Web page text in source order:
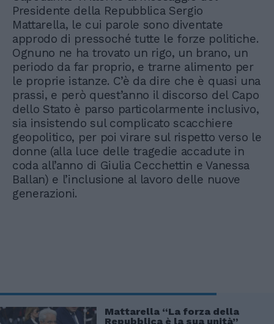
Presidente della Repubblica Sergio
Mattarella, le cui parole sono diventate
approdo di pressoché tutte le forze politiche.
Ognuno ne ha trovato un rigo, un brano, un
periodo da far proprio, e trarne alimento per
le proprie istanze. C’è da dire che è quasi una
prassi, e però quest’anno il discorso del Capo
dello Stato è parso particolarmente inclusivo,
sia insistendo sul complicato scacchiere
geopolitico, per poi virare sul rispetto verso le
donne (alla luce delle tragedie accadute in
coda all’anno di Giulia Cecchettin e Vanessa
Ballan) e l’inclusione al lavoro delle nuove
generazioni.
Mattarella “La forza della
Repubblica è la sua unità”